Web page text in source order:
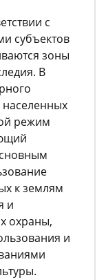
с
субъектов
зоны
В
режим
к землям
и
охраны,
и